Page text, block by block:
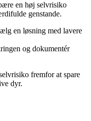
en høj selvrisiko
genstande.
en løsning med lavere
og dokumentér
fremfor at spare
dyr.